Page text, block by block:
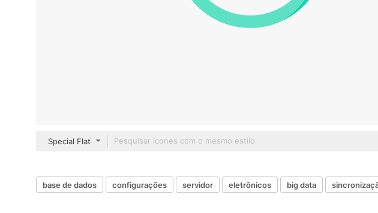
Special Flat
base de dados configurações servidor eletrônicos big data